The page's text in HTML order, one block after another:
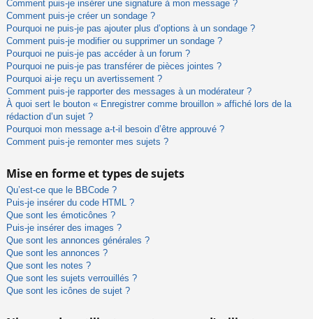
Comment puis-je insérer une signature à mon message ?
Comment puis-je créer un sondage ?
Pourquoi ne puis-je pas ajouter plus d’options à un sondage ?
Comment puis-je modifier ou supprimer un sondage ?
Pourquoi ne puis-je pas accéder à un forum ?
Pourquoi ne puis-je pas transférer de pièces jointes ?
Pourquoi ai-je reçu un avertissement ?
Comment puis-je rapporter des messages à un modérateur ?
À quoi sert le bouton « Enregistrer comme brouillon » affiché lors de la
rédaction d’un sujet ?
Pourquoi mon message a-t-il besoin d’être approuvé ?
Comment puis-je remonter mes sujets ?
Mise en forme et types de sujets
Qu’est-ce que le BBCode ?
Puis-je insérer du code HTML ?
Que sont les émoticônes ?
Puis-je insérer des images ?
Que sont les annonces générales ?
Que sont les annonces ?
Que sont les notes ?
Que sont les sujets verrouillés ?
Que sont les icônes de sujet ?